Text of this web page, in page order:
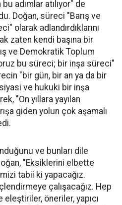
adımlar atılıyor" de
Doğan, süreci "Barış ve
olarak adlandırdıklarını
zaten kendi başına bir
ve Demokratik Toplum
bu süreci; bir inşa süreci"
"bir gün, bir an ya da bir
ve hukuki bir inşa
"On yıllara yayılan
giden yolun çok aşamalı
ve bunları dile
"Eksiklerini elbette
tabii ki yapacağız.
çalışacağız. Hep
öneriler, yapıcı